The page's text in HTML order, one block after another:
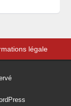
légale